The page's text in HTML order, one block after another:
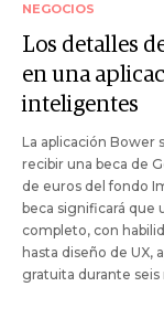
NEGOCIOS
Los detalles
en una
inteligentes
La aplicación Bower
recibir una beca de
de euros del fondo
beca significará que
completo, con
hasta diseño de UX,
gratuita durante seis